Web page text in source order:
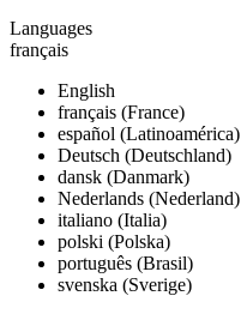
Languages
français
English
français (France)
español (Latinoamérica)
Deutsch (Deutschland)
dansk (Danmark)
Nederlands (Nederland)
italiano (Italia)
polski (Polska)
português (Brasil)
svenska (Sverige)